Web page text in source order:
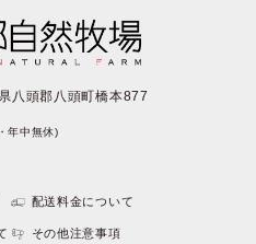
八頭郡八頭町橋本877
年中無休)
配送料金について
その他注意事項